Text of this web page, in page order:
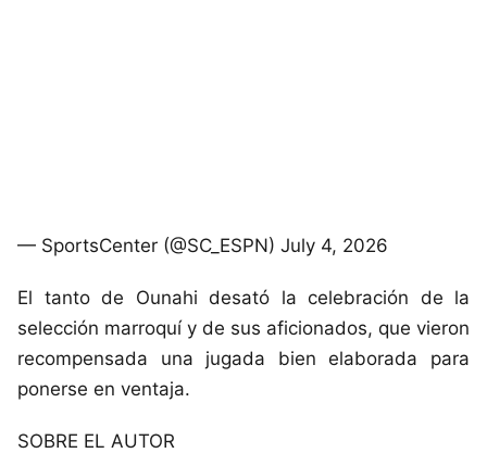
— SportsCenter (@SC_ESPN) July 4, 2026
El tanto de Ounahi desató la celebración de la
selección marroquí y de sus aficionados, que vieron
recompensada una jugada bien elaborada para
ponerse en ventaja.
SOBRE EL AUTOR